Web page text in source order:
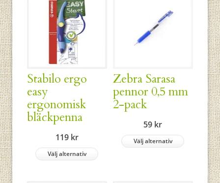
Stabilo ergo
easy
ergonomisk
bläckpenna
119 kr
Välj alternativ
Zebra Sarasa
pennor 0,5 mm
2-pack
59 kr
Välj alternativ